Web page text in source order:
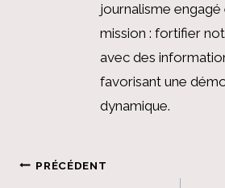
journalisme
mission : fortifier
avec des
favorisant une
dynamique.
Navigation
PRÉCÉDENT